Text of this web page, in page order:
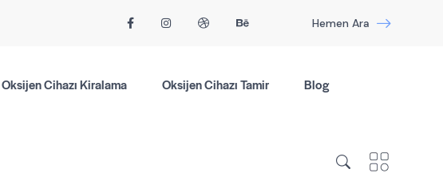
Hemen Ara
Oksijen Cihazı Kiralama Oksijen Cihazı Tamir Blog